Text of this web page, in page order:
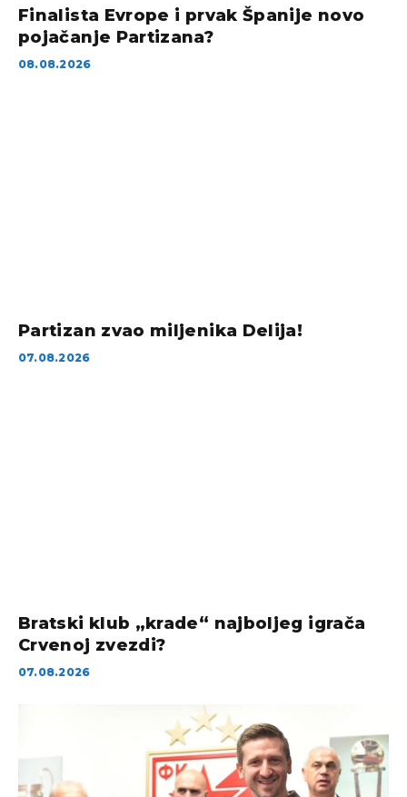
Finalista Evrope i prvak Španije novo
pojačanje Partizana?
08.08.2026
Partizan zvao miljenika Delija!
07.08.2026
Bratski klub „krade“ najboljeg igrača
Crvenoj zvezdi?
07.08.2026